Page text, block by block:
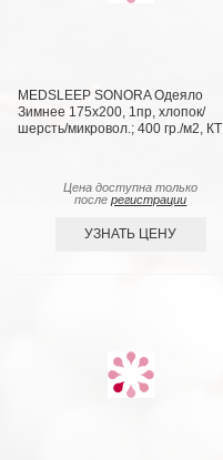
MEDSLEEP SONORA Одеяло
Зимнее 175х200, 1пр, хлопок/
шерсть/микровол.; 400 гр./м2, КТ
Цена доступна только
послерегистрации
УЗНАТЬ ЦЕНУ